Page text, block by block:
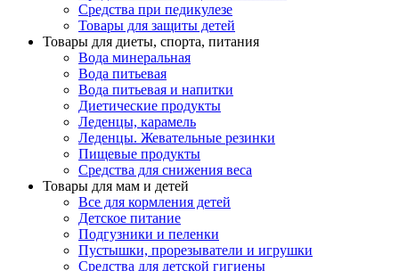
Средства при педикулезе
Товары для защиты детей
Товары для диеты, спорта, питания
Вода минеральная
Вода питьевая
Вода питьевая и напитки
Диетические продукты
Леденцы, карамель
Леденцы. Жевательные резинки
Пищевые продукты
Средства для снижения веса
Товары для мам и детей
Все для кормления детей
Детское питание
Подгузники и пеленки
Пустышки, прорезыватели и игрушки
Средства для детской гигиены